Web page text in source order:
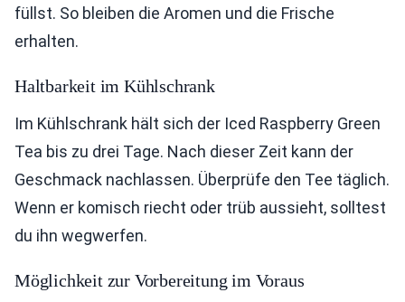
füllst. So bleiben die Aromen und die Frische
erhalten.
Haltbarkeit im Kühlschrank
Im Kühlschrank hält sich der Iced Raspberry Green
Tea bis zu drei Tage. Nach dieser Zeit kann der
Geschmack nachlassen. Überprüfe den Tee täglich.
Wenn er komisch riecht oder trüb aussieht, solltest
du ihn wegwerfen.
Möglichkeit zur Vorbereitung im Voraus